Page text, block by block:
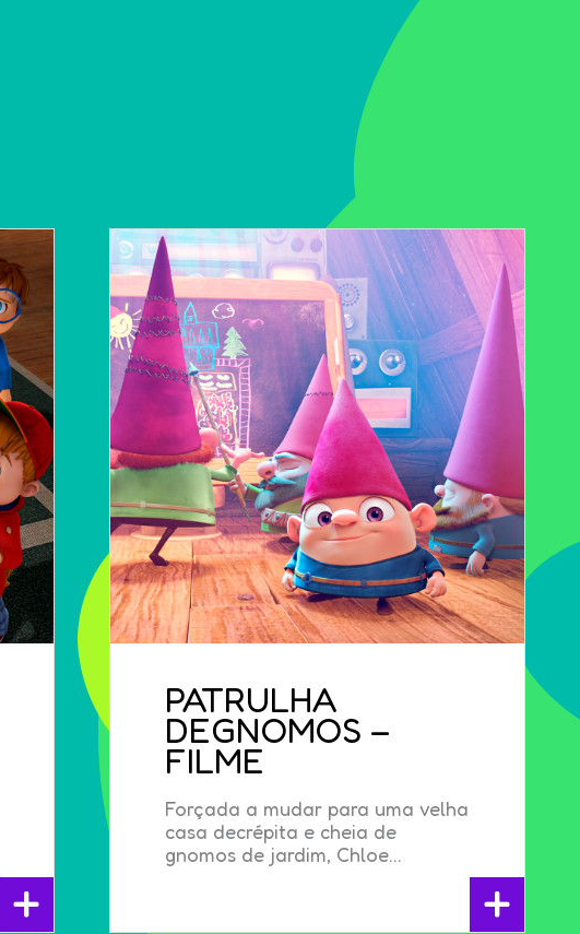
+
PATRULHA
DEGNOMOS –
FILME
Forçada a mudar para uma velha
casa decrépita e cheia de
gnomos de jardim, Chloe...
+